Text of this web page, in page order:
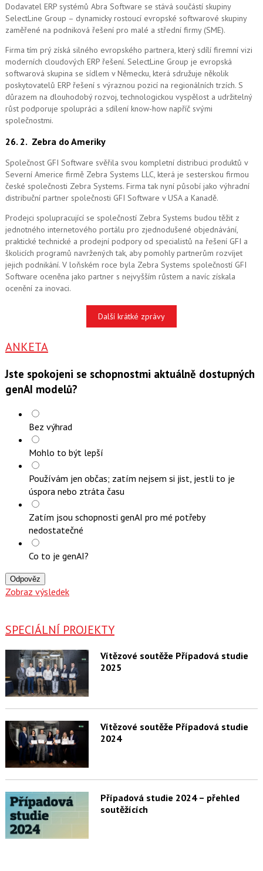
Dodavatel ERP systémů Abra Software se stává součástí skupiny
SelectLine Group – dynamicky rostoucí evropské softwarové skupiny
zaměřené na podniková řešení pro malé a střední firmy (SME).
Firma tím prý získá silného evropského partnera, který sdílí firemní vizi
moderních cloudových ERP řešení. SelectLine Group je evropská
softwarová skupina se sídlem v Německu, která sdružuje několik
poskytovatelů ERP řešení s výraznou pozicí na regionálních trzích. S
důrazem na dlouhodobý rozvoj, technologickou vyspělost a udržitelný
růst podporuje spolupráci a sdílení know-how napříč svými
společnostmi.
26. 2. Zebra do Ameriky
Společnost GFI Software svěřila svou kompletní distribuci produktů v
Severní Americe firmě Zebra Systems LLC, která je sesterskou firmou
české společnosti Zebra Systems. Firma tak nyní působí jako výhradní
distribuční partner společnosti GFI Software v USA a Kanadě.
Prodejci spolupracující se společností Zebra Systems budou těžit z
jednotného internetového portálu pro zjednodušené objednávání,
praktické technické a prodejní podpory od specialistů na řešení GFI a
školicích programů navržených tak, aby pomohly partnerům rozvíjet
jejich podnikání. V loňském roce byla Zebra Systems společností GFI
Software oceněna jako partner s nejvyšším růstem a navíc získala
ocenění za inovaci.
Další krátké zprávy
ANKETA
Jste spokojeni se schopnostmi aktuálně dostupných
genAI modelů?
Bez výhrad
Mohlo to být lepší
Používám jen občas; zatím nejsem si jist, jestli to je
úspora nebo ztráta času
Zatím jsou schopnosti genAI pro mé potřeby
nedostatečné
Co to je genAI?
Odpověz
Zobraz výsledek
SPECIÁLNÍ PROJEKTY
Vítězové soutěže Případová studie
2025
Vítězové soutěže Případová studie
2024
Případová studie 2024 – přehled
soutěžících